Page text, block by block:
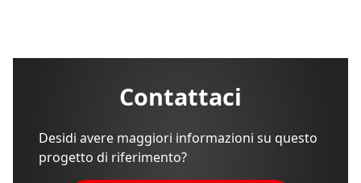
Contattaci
Desidi avere maggiori informazioni su questo
progetto di riferimento?